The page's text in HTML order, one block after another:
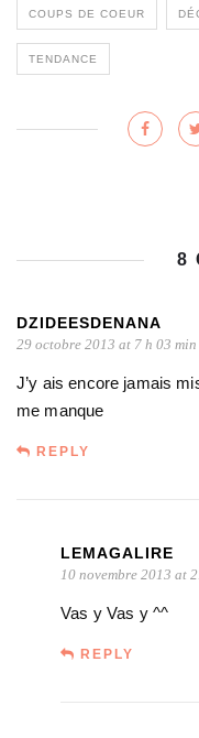
COUPS DE COEUR
TENDANCE
8
DZIDEESDENANA
29 octobre 2013 at 7 h 03 min
J’y ais encore jamais
me manque
REPLY
LEMAGALIRE
10 novembre 2013 at
Vas y Vas y ^^
REPLY